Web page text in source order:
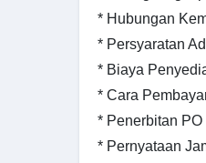
* Hubungan
* Persyaratan
* Biaya
* Cara
* Penerbitan PO
* Pernyataan